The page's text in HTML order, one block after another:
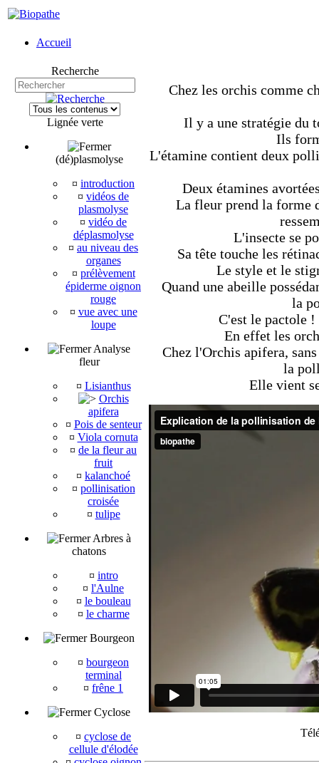
Accueil
Recherche
Lignée verte
(dé)plasmolyse
¤ introduction
¤ vidéos de
plasmolyse
¤ vidéo de
déplasmolyse
¤ au niveau des
organes
¤ prélèvement
épiderme oignon
rouge
¤ vue avec une
loupe
Analyse
fleur
¤ Lisianthus
Orchis
apifera
¤ Pois de senteur
¤ Viola cornuta
¤ de la fleur au
fruit
¤ kalanchoé
¤ pollinisation
croisée
¤ tulipe
Arbres à
chatons
¤ intro
¤ l'Aulne
¤ le bouleau
¤ le charme
Bourgeon
¤ bourgeon
terminal
¤ frêne 1
Cyclose
¤ cyclose de
cellule d'élodée
Chez les orchis comme
Il y a une stratégie du
Ils
L'étamine contient deux
Deux étamines
La fleur prend la forme
L'insecte se
Sa tête touche les
Le style et le
Quand une abeille
la
C'est le pactole
En effet les
Chez l'Orchis apifera,
la
Elle vient